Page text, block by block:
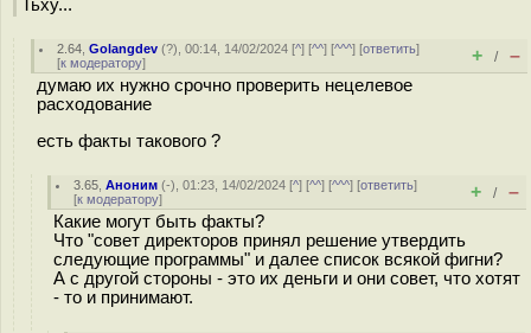
Тьху...
2.64 ,Golangdev (?), 00:14, 14/02/2024 [^] [^^] [^^^] [ответить]
[к модератору] + / –
думаю их нужно срочно проверить нецелевое
расходование
есть факты такового ?
3.65 ,Аноним (-), 01:23, 14/02/2024 [^] [^^] [^^^] [ответить]
[к модератору] + / –
Какие могут быть факты?
Что "совет директоров принял решение утвердить
следующие программы" и далее список всякой фигни?
А с другой стороны - это их деньги и они совет, что хотят
- то и принимают.